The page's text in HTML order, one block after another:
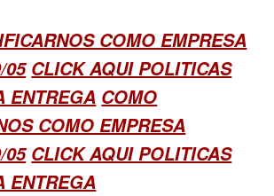
COMO EMPRESA
05 CLICK AQUI POLITICAS
ENTREGA COMO
COMO EMPRESA
05 CLICK AQUI POLITICAS
ENTREGA